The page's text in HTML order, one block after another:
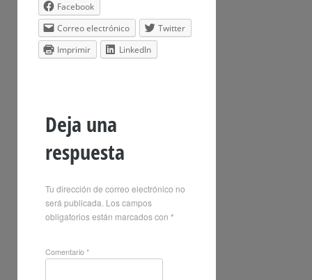
Facebook
Correo electrónico
Twitter
Imprimir
LinkedIn
Deja una
respuesta
Tu dirección de correo electrónico no
será publicada. Los campos
obligatorios están marcados con *
Comentario*